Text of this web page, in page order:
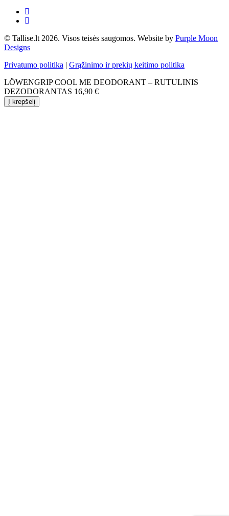
© Tallise.lt 2026. Visos teisės saugomos. Website by Purple Moon
Designs
Privatumo politika | Grąžinimo ir prekių keitimo politika
LÖWENGRIP COOL ME DEODORANT – RUTULINIS
DEZODORANTAS 16,90 €
Į krepšelį